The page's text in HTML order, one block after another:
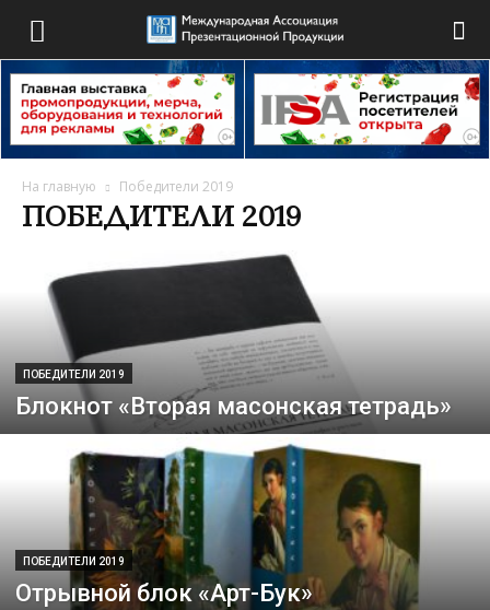
На главную Победители 2019
ПОБЕДИТЕЛИ 2019
ПОБЕДИТЕЛИ 2019
Блокнот «Вторая масонская тетрадь»
ПОБЕДИТЕЛИ 2019
Отрывной блок «Арт-Бук»